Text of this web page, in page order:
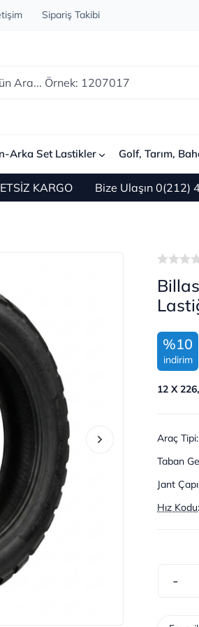
Sipariş Takibi
Arka Set Lastikler Golf, Tarım,
Bize Ulaşın 0(212) 450
%10
indirim
12 X
Araç Tipi:
Taban
Jant Çapı
Hız Kodu:
-